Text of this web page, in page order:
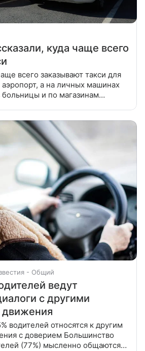
куда чаще всего
всего заказывают такси для
аэропорт, а на личных машинах
больницы и по магазинам
- Общий
ведут
с другими
движения
водителей относятся к другим
с доверием Большинство
(77%) мысленно общаются